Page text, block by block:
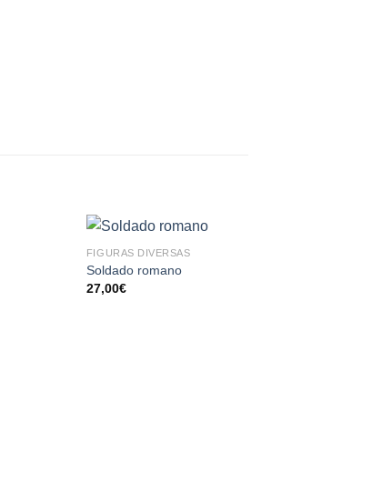
FIGURAS DIVERSAS
Soldado romano
27,00€